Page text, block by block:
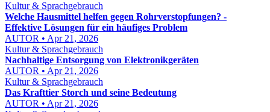
Kultur & Sprachgebrauch
Welche Hausmittel helfen gegen Rohrverstopfungen? -
Effektive Lösungen für ein häufiges Problem
AUTOR • Apr 21, 2026
Kultur & Sprachgebrauch
Nachhaltige Entsorgung von Elektronikgeräten
AUTOR • Apr 21, 2026
Kultur & Sprachgebrauch
Das Krafttier Storch und seine Bedeutung
AUTOR • Apr 21, 2026